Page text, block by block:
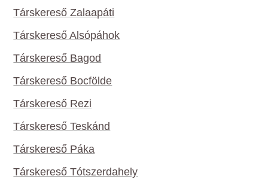
Társkereső Zalaapáti
Társkereső Alsópáhok
Társkereső Bagod
Társkereső Bocfölde
Társkereső Rezi
Társkereső Teskánd
Társkereső Páka
Társkereső Tótszerdahely